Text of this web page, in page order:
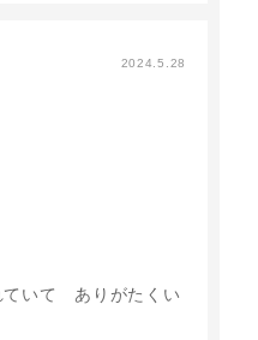
2024.5.28
ていて ありがたくい